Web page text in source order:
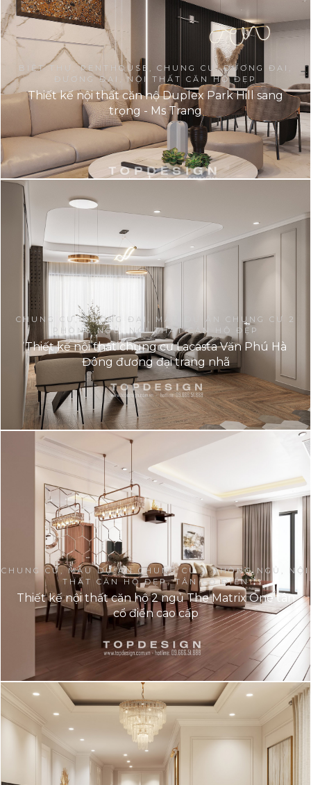
BIỆT THỰ, PENTHOUSE, CHUNG CƯ, ĐƯƠNG ĐẠI,
ĐƯƠNG ĐẠI, NỘI THẤT CĂN HỘ ĐẸP
Thiết kế nội thất căn hộ Duplex Park Hill sang
trọng - Ms Trang
CHUNG CƯ, ĐƯƠNG ĐẠI, MẪU DỰ ÁN CHUNG CƯ 2
PHÒNG NGỦ, NỘI THẤT CĂN HỘ ĐẸP
Thiết kế nội thất chung cư Lacasta Văn Phú Hà
Đông đương đại trang nhã
CHUNG CƯ, MẪU DỰ ÁN CHUNG CƯ 2 PHÒNG NGỦ, NỘI
THẤT CĂN HỘ ĐẸP, TÂN CỔ ĐIỂN
Thiết kế nội thất căn hộ 2 ngủ The Matrix One tân
cổ điển cao cấp